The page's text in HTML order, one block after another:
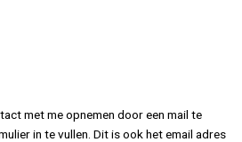
met me opnemen door een mail te
in te vullen. Dit is ook het email adres